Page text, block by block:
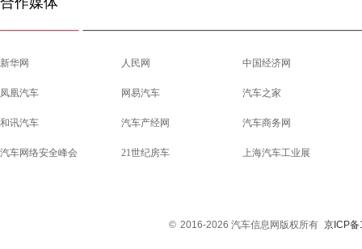
新华网 人民网 中国经济网
凤凰汽车 网易汽车 汽车之家
和讯汽车 汽车产经网 汽车商务网
汽车网络安全峰会 21世纪房车 上海汽车工业展
© 2016-2026 汽车信息网版权所有 京ICP